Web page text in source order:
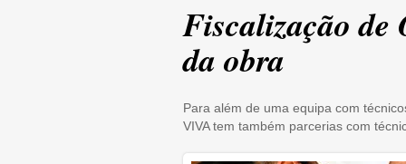
Fiscalização de
da obra
Para além de uma equipa com
VIVA tem também parcerias com